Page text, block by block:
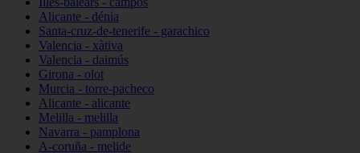
Alicante - dénia
Santa-cruz-de-tenerife - garachico
Valencia - xàtiva
Valencia - daimús
Girona - olot
Murcia - torre-pacheco
Alicante - alicante
Melilla - melilla
Navarra - pamplona
A-coruña - melide